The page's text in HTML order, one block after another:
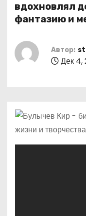
вдохновлял
фантазию и
Автор:
Дек 4,